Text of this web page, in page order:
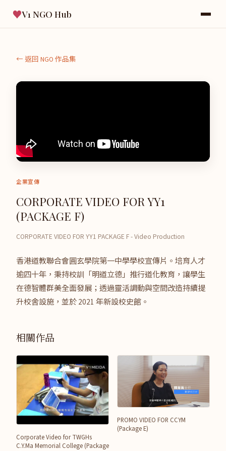
♥V1 NGO Hub
← 返回 NGO 作品集
企業宣傳
CORPORATE VIDEO FOR YY1
(PACKAGE F)
CORPORATE VIDEO FOR YY1 PACKAGE F - Video Production
香港道教聯合會圓玄學院第一中學學校宣傳片。培育人才
逾四十年，秉持校訓「明道立德」推行道化教育，讓學生
在德智體群美全面發展；透過靈活調動與空間改造持續提
升校舍設施，並於 2021 年新設校史館。
相關作品
Corporate Video for TWGHs
C.Y.Ma Memorial College (Package
PROMO VIDEO FOR CCYM
(Package E)